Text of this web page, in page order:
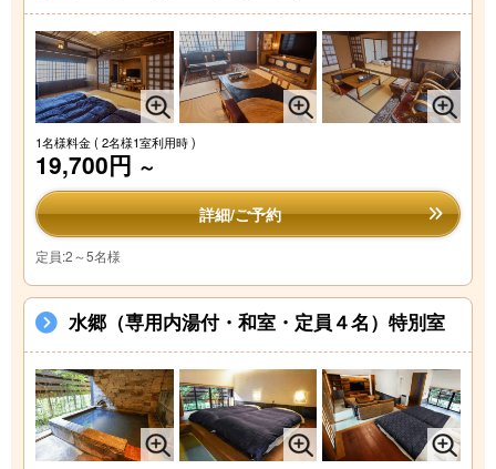
1名様料金( 2名様1室利用時 )
19,700円 ～
詳細/ご予約
定員:2～5名様
水郷（専用内湯付・和室・定員４名）特別室